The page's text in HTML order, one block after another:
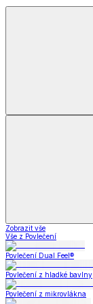
Zobrazit vše
Vše z Povlečení
Povlečení Dual Feel®
Povlečení z hladké bavlny
Povlečení z mikrovlákna